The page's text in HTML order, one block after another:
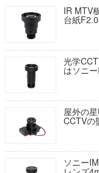
IR MTV
台紙
光学
はソニ
屋外の
CCTVの
ソニー